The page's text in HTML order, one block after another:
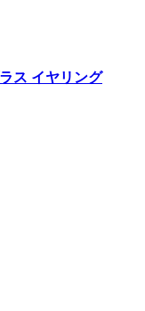
ス イヤリング